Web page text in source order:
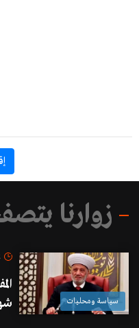
زوارنا
سياسة ومحليات